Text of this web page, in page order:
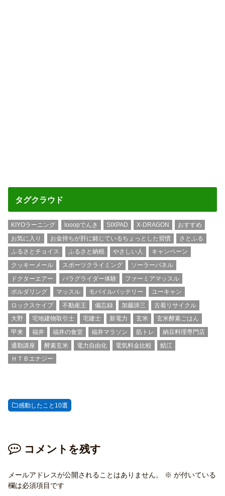
タグクラウド
KIYOラーニング looopでんき SIXPAD X-DRAGON
おすすめ
お気に入り
お金持ちが肝に銘じているちょっとした習慣
さとふる
ふるさとチョイス
ふるさと納税 やさしい人
キャンペーン
クッキーメール
スポーツクライミング
ソーラーパネル
ドクターエアー
パラグライダー体験
ファーミアマッスル
ボルダリング
マッスル モバイルバッテリー
ユーキャン
ロックスケイプ
不動産王 備忘録 加藤諦三
古着リサイクル
大野
宅地建物取引士 宅建士 新電力 玄米
玄米酵素ごはん
甲来
福井 福井の食堂 福井マラソン 筋トレ
納豆料理専門店
通勤講座
酵素玄米 電力自由化 電気料金比較
鯖江
ＨＴＢエナジー
感動したこと10選
コメントを残す
メールアドレスが公開されることはありません。 ※ が付いている
欄は必須項目です